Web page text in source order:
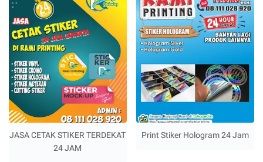
JASA CETAK STIKER TERDEKAT
24 JAM
Print Stiker Hologram 24 Jam